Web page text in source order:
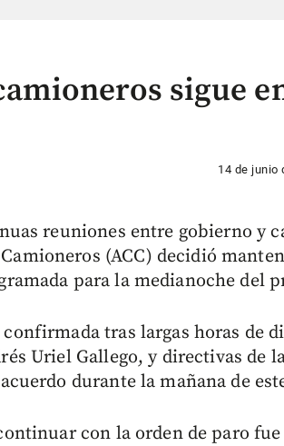
sigue
14 de junio
reuniones entre gobierno y
(ACC) decidió
para la medianoche del
tras largas horas de
Uriel Gallego, y directivas de
durante la mañana de
con la orden de paro